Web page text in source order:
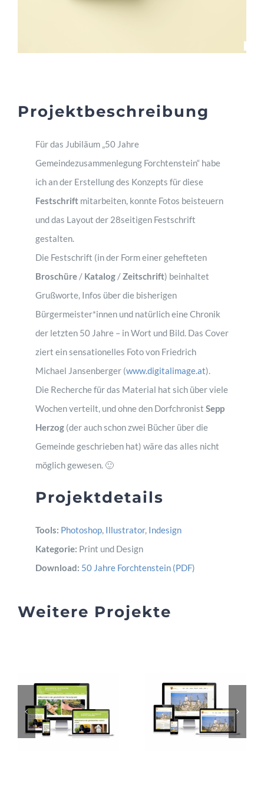
Projektbeschreibung
Für das Jubiläum „50 Jahre
Gemeindezusammenlegung Forchtenstein“ habe
ich an der Erstellung des Konzepts für diese
Festschriftmitarbeiten, konnte Fotos beisteuern
und das Layout der 28seitigen Festschrift
gestalten.
Die Festschrift (in der Form einer gehefteten
Broschüre/ Katalog/Zeitschrift) beinhaltet
Grußworte, Infos über die bisherigen
Bürgermeister*innen und natürlich eine Chronik
der letzten 50 Jahre – in Wort und Bild. Das Cover
ziert ein sensationelles Foto von Friedrich
Michael Jansenberger (www.digitalimage.at).
Die Recherche für das Material hat sich über viele
Wochen verteilt, und ohne den Dorfchronist Sepp
Herzog(der auch schon zwei Bücher über die
Gemeinde geschrieben hat) wäre das alles nicht
möglich gewesen. 🙂
Projektdetails
Tools: Photoshop, Illustrator, Indesign
Kategorie: Print und Design
Download: 50 Jahre Forchtenstein (PDF)
Weitere Projekte